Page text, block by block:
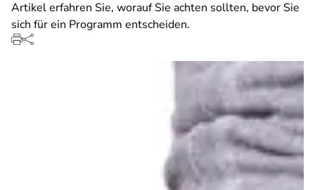
Artikel erfahren Sie, worauf Sie achten sollten, bevor Sie
sich für ein Programm entscheiden.